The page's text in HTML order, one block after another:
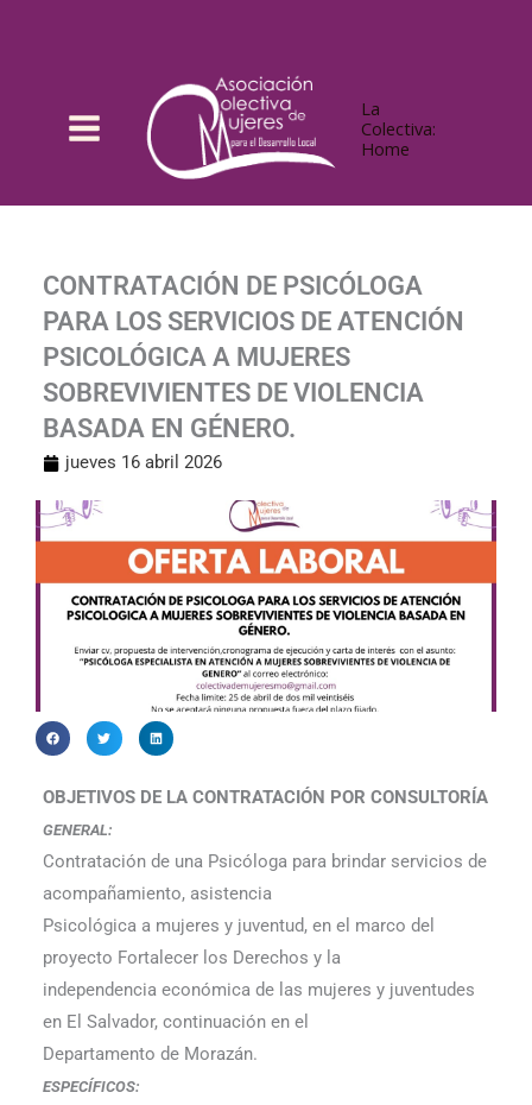
La
Colectiva:
Home
CONTRATACIÓN DE PSICÓLOGA
PARA LOS SERVICIOS DE ATENCIÓN
PSICOLÓGICA A MUJERES
SOBREVIVIENTES DE VIOLENCIA
BASADA EN GÉNERO.
jueves 16 abril 2026
OBJETIVOS DE LA CONTRATACIÓN POR CONSULTORÍA
GENERAL:
Contratación de una Psicóloga para brindar servicios de
acompañamiento, asistencia
Psicológica a mujeres y juventud, en el marco del
proyecto Fortalecer los Derechos y la
independencia económica de las mujeres y juventudes
en El Salvador, continuación en el
Departamento de Morazán.
ESPECÍFICOS: